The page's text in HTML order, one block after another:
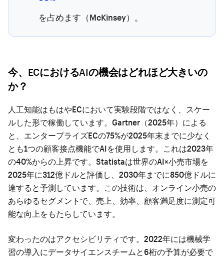
を占めます（McKinsey）。
今、ECにおけるAIの機会はどれほど大きいの
か？
人工知能はもはやECにおいて実験段階ではなく、スケー
ルした形で稼働しています。Gartner（2025年）による
と、エンタープライズECの75%が2025年末までに少なく
とも1つの顧客接点機能でAIを使用します。これは2023年
の40%からの上昇です。Statistaは世界のAI×小売市場を
2025年に312億ドルと評価し、2030年までに850億ドルに
達すると予測しています。この技術は、オンライン小売の
あらゆるセグメントで、売上、効率、顧客満足度に測定可
能な向上をもたらしています。
変わったのはアクセシビリティです。2022年には機械学
習の導入にデータサイエンスチームと6桁の予算が必要で